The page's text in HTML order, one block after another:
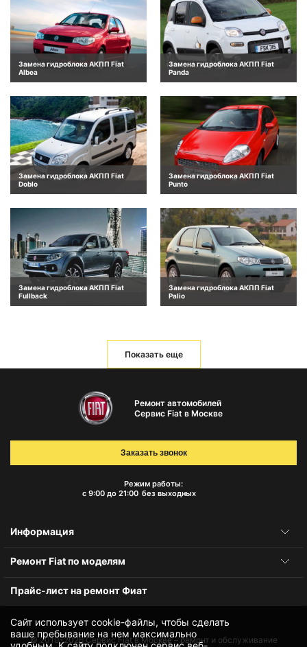
Замена гидроблока АКПП Fiat
Albea
Замена гидроблока АКПП Fiat
Panda
Замена гидроблока АКПП Fiat
Doblo
Замена гидроблока АКПП Fiat
Punto
Замена гидроблока АКПП Fiat
Fullback
Замена гидроблока АКПП Fiat
Palio
Показать еще
Сайт использует cookie-файлы, чтобы сделать
ваше пребывание на нем максимально
Ремонт автомобилей
Сервис Fiat в Москве
Режим работы:
с 9:00 до 21:00 без выходных
Заказать звонок
Информация
Ремонт Fiat по моделям
Прайс-лист на ремонт Фиат
© 2010-2026Сервис Fiat в Москве – ремонт и обслуживание